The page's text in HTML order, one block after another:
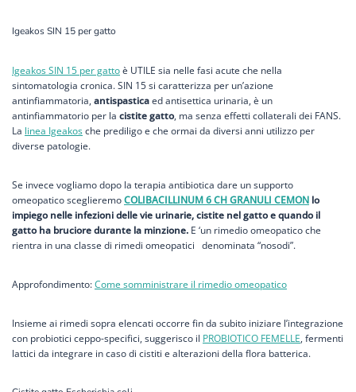
Igeakos SIN 15 per gatto
Igeakos SIN 15 per gattoè UTILE sia nelle fasi acute che nella
sintomatologia cronica. SIN 15 si caratterizza per un’azione
antinfiammatoria, antispasticaed antisettica urinaria, è un
antinfiammatorio per la cistite gatto, ma senza effetti collaterali dei FANS.
La linea Igeakosche prediligo e che ormai da diversi anni utilizzo per
diverse patologie.
Se invece vogliamo dopo la terapia antibiotica dare un supporto
omeopatico sceglieremoCOLIBACILLINUM 6 CH GRANULI CEMON lo
impiego nelle infezioni delle vie urinarie, cistite nel gatto e quando il
gatto ha bruciore durante la minzione. E ‘un rimedio omeopatico che
rientra in una classe di rimedi omeopatici denominata “nosodi”.
Approfondimento:Come somministrare il rimedio omeopatico
Insieme ai rimedi sopra elencati occorre fin da subito iniziare l’integrazione
con probiotici ceppo-specifici, suggerisco il PROBIOTICO FEMELLE, fermenti
lattici da integrare in caso di cistiti e alterazioni della flora batterica.